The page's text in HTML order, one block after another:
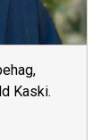
Kaski.